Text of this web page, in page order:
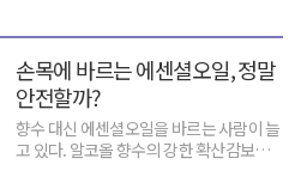
손목에 바르는 에센셜오일, 정말
안전할까?
향수 대신 에센셜오일을 바르는 사람이 늘
고 있다. 알코올 향수의 강한 확산감보다